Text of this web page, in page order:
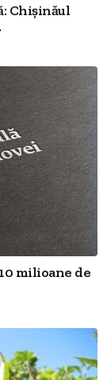
Chișinăul
milioane de